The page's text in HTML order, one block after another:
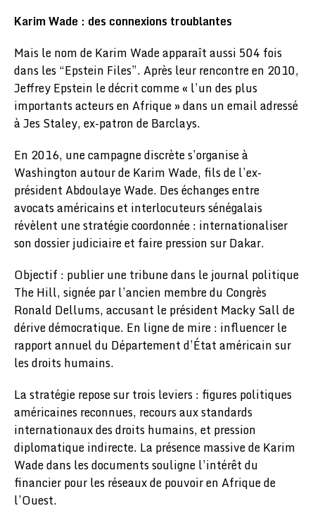
Karim Wade : des connexions troublantes
Mais le nom de Karim Wade apparaît aussi 504 fois
dans les “Epstein Files”. Après leur rencontre en 2010,
Jeffrey Epstein le décrit comme « l’un des plus
importants acteurs en Afrique » dans un email adressé
à Jes Staley, ex-patron de Barclays.
En 2016, une campagne discrète s’organise à
Washington autour de Karim Wade, fils de l’ex-
président Abdoulaye Wade. Des échanges entre
avocats américains et interlocuteurs sénégalais
révèlent une stratégie coordonnée : internationaliser
son dossier judiciaire et faire pression sur Dakar.
Objectif : publier une tribune dans le journal politique
The Hill, signée par l’ancien membre du Congrès
Ronald Dellums, accusant le président Macky Sall de
dérive démocratique. En ligne de mire : influencer le
rapport annuel du Département d’État américain sur
les droits humains.
La stratégie repose sur trois leviers : figures politiques
américaines reconnues, recours aux standards
internationaux des droits humains, et pression
diplomatique indirecte. La présence massive de Karim
Wade dans les documents souligne l’intérêt du
financier pour les réseaux de pouvoir en Afrique de
l’Ouest.